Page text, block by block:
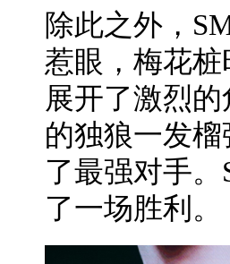
除此之外，
惹眼，梅花
展开了激烈
的独狼一发
了最强对手
了一场胜利。